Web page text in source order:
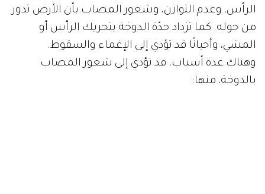
الرأس، وعدم التوازن، وشعور المصاب بأن الأرض تدور
من حوله. كما تزداد حدّة الدوخة بتحريك الرأس أو
المشي، وأحيانًا قد تؤدي إلى الإغماء والسقوط.
وهناك عدة أسباب، قد تؤدي إلى شعور المصاب
بالدوخة، منها: